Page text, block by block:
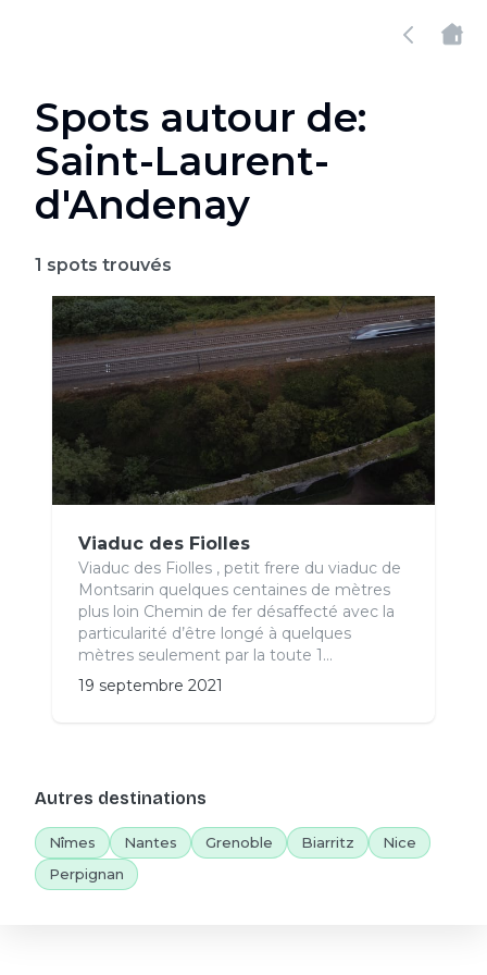
Spots autour de:
Saint-Laurent-
d'Andenay
1 spots trouvés
Viaduc des Fiolles
Viaduc des Fiolles , petit frere du viaduc de
Montsarin quelques centaines de mètres
plus loin Chemin de fer désaffecté avec la
particularité d’être longé à quelques
mètres seulement par la toute 1...
19 septembre 2021
Autres destinations
Nîmes Nantes Grenoble Biarritz
Nice
Perpignan